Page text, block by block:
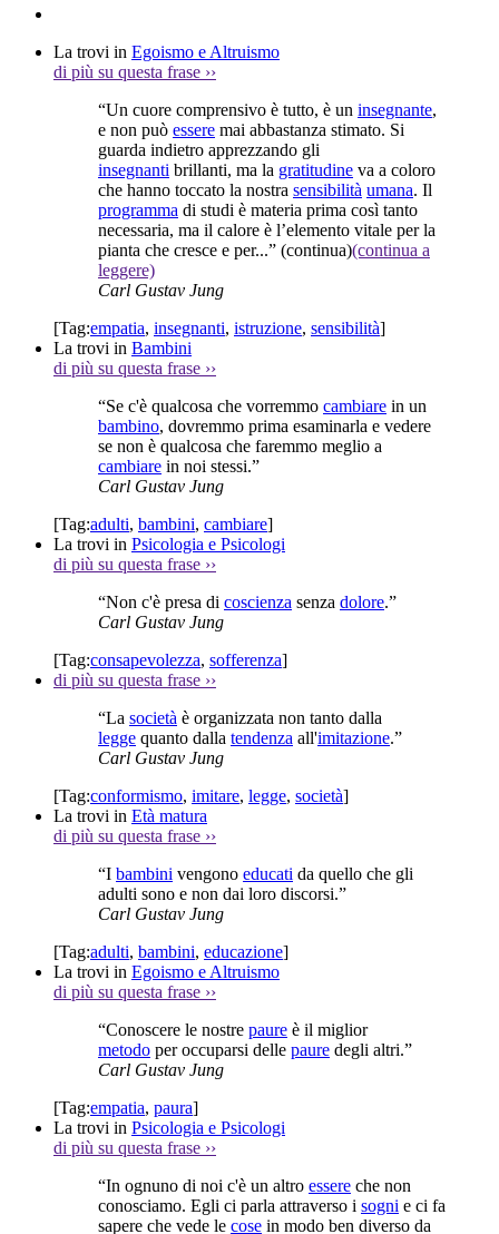
La trovi in Egoismo e Altruismo
di più su questa frase ››
“Un cuore comprensivo è tutto, è un insegnante,
e non può essere mai abbastanza stimato. Si
guarda indietro apprezzando gli
insegnanti brillanti, ma la gratitudine va a coloro
che hanno toccato la nostra sensibilità umana. Il
programma di studi è materia prima così tanto
necessaria, ma il calore è l’elemento vitale per la
pianta che cresce e per...” (continua)(continua a
leggere)
Carl Gustav Jung
[Tag:empatia, insegnanti, istruzione, sensibilità]
La trovi in Bambini
di più su questa frase ››
“Se c'è qualcosa che vorremmo cambiare in un
bambino, dovremmo prima esaminarla e vedere
se non è qualcosa che faremmo meglio a
cambiare in noi stessi.”
Carl Gustav Jung
[Tag:adulti, bambini, cambiare]
La trovi in Psicologia e Psicologi
di più su questa frase ››
“Non c'è presa di coscienza senza dolore.”
Carl Gustav Jung
[Tag:consapevolezza, sofferenza]
di più su questa frase ››
“La società è organizzata non tanto dalla
legge quanto dalla tendenza all'imitazione.”
Carl Gustav Jung
[Tag:conformismo, imitare, legge, società]
La trovi in Età matura
di più su questa frase ››
“I bambini vengono educati da quello che gli
adulti sono e non dai loro discorsi.”
Carl Gustav Jung
[Tag:adulti, bambini, educazione]
La trovi in Egoismo e Altruismo
di più su questa frase ››
“Conoscere le nostre paure è il miglior
metodo per occuparsi delle paure degli altri.”
Carl Gustav Jung
[Tag:empatia, paura]
La trovi in Psicologia e Psicologi
di più su questa frase ››
“In ognuno di noi c'è un altro essere che non
conosciamo. Egli ci parla attraverso i sogni e ci fa
sapere che vede le cose in modo ben diverso da